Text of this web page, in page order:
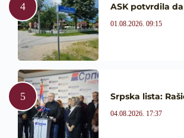
ASK potvrdila
01.08.2026. 09:15
Srpska lista:
04.08.2026. 17:37